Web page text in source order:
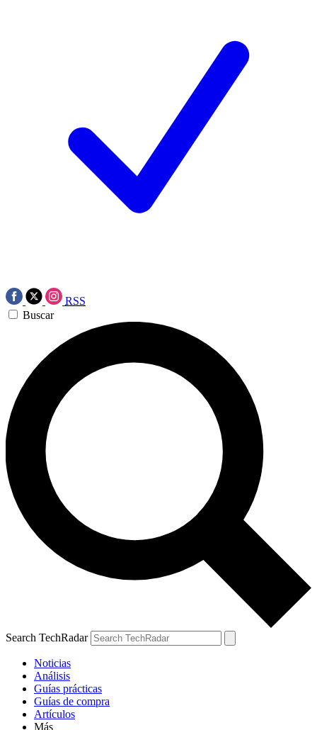
RSS
Buscar
Search TechRadar
Noticias
Análisis
Guías prácticas
Guías de compra
Artículos
Más